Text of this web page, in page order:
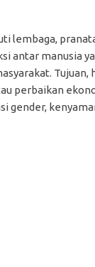
lembaga,
antar manusia
perbaikan
gender,